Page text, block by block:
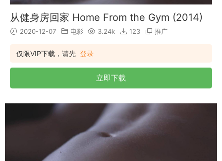
从健身房回家 Home From the Gym (2014)
2020-12-07 电影 3.24k 123 推广
仅限VIP下载，请先 登录
立即下载